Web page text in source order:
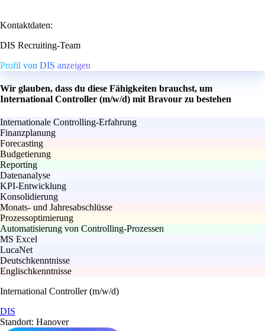
Kontaktdaten:
DIS Recruiting-Team
Profil von DIS anzeigen
Wir glauben, dass du diese Fähigkeiten brauchst, um
International Controller (m/w/d) mit Bravour zu bestehen
Internationale Controlling-Erfahrung
Finanzplanung
Forecasting
Budgetierung
Reporting
Datenanalyse
KPI-Entwicklung
Konsolidierung
Monats- und Jahresabschlüsse
Prozessoptimierung
Automatisierung von Controlling-Prozessen
MS Excel
LucaNet
Deutschkenntnisse
Englischkenntnisse
International Controller (m/w/d)
DIS
Standort: Hanover